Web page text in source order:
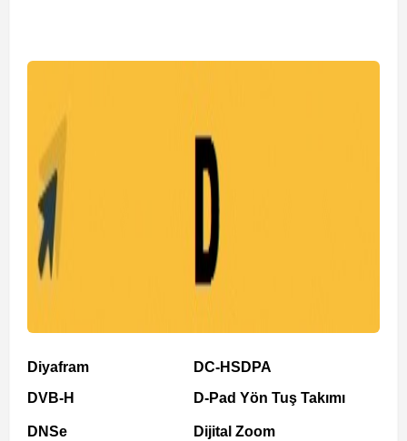
Diyafram
DVB-H
DNSe
DC-HSDPA
D-Pad Yön Tuş Takımı
Dijital Zoom